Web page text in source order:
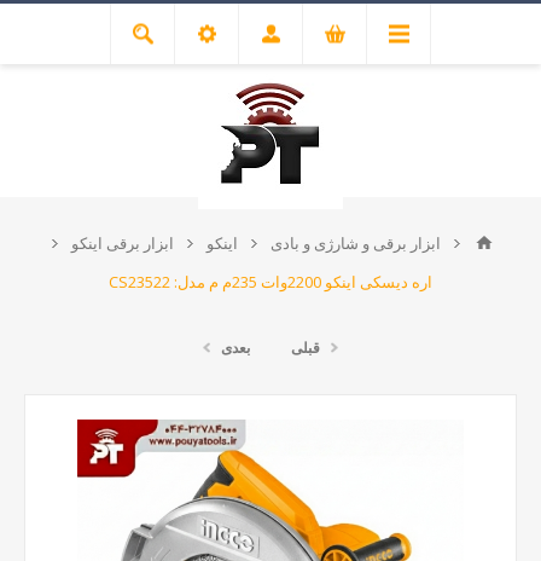
ابزار برقی و شارژی و بادی اینکو
ابزار برقی اینکو
اره دیسکی اینکو 2200وات 235م م مدل: CS23522
قبلی بعدی